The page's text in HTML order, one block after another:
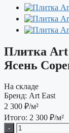
Плитка Art
Ясень
На складе
Бренд: Art East
2 300 ₽/м²
Итого: 2 300 ₽/м²
-